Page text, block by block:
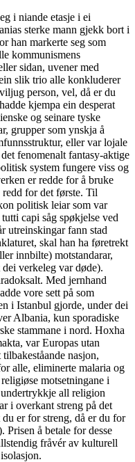
i niande etasje i ei
sterke mann gjekk bort i
han markerte seg som
kommunismens
sidan, uvener med
slik trio alle konkluderer
person, vel, då er du
kjempa ein desperat
og seinare tyske
grupper som ynskja å
eller var lojale
fenomenalt fantasy-aktige
system fungere viss og
er redde for å bruke
for det første. Til
politisk leiar som var
capi såg spøkjelse ved
utreinskingar fann stad
skal han ha føretrekt
innbilte) motstandarar,
verkeleg var døde).
Med jernhand
vore sett på som
i Istanbul gjorde, under dei
Albania, kun sporadiske
stammane i nord. Hoxha
var Europas utan
nasjon,
alle, eliminerte malaria og
motsetningane i
all religion
i overkant streng på det
er for streng, då er du for
Prisen å betale for desse
fråvér av kulturell